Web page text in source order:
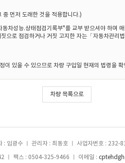
먼저 도래한 것을 적용합니다.)
차성능.상태점검기록부"를 교부 받으셔야 하며
으로 점검하거나 거짓 고지한 자는「자동차관
있을 수 있으므로 차량 구입일 현재의 법령을 확
차량 목록으로
: 임광수 ㅣ 관리자 : 최동호 ㅣ 사업자번호 : 232-
ㅣ 팩스 : 0504-325-9466 ㅣ 이메일 :